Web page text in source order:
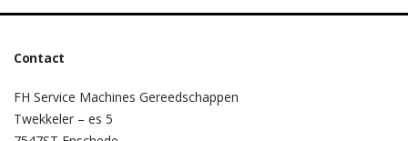
Contact
FH Service Machines Gereedschappen
Twekkeler – es 5